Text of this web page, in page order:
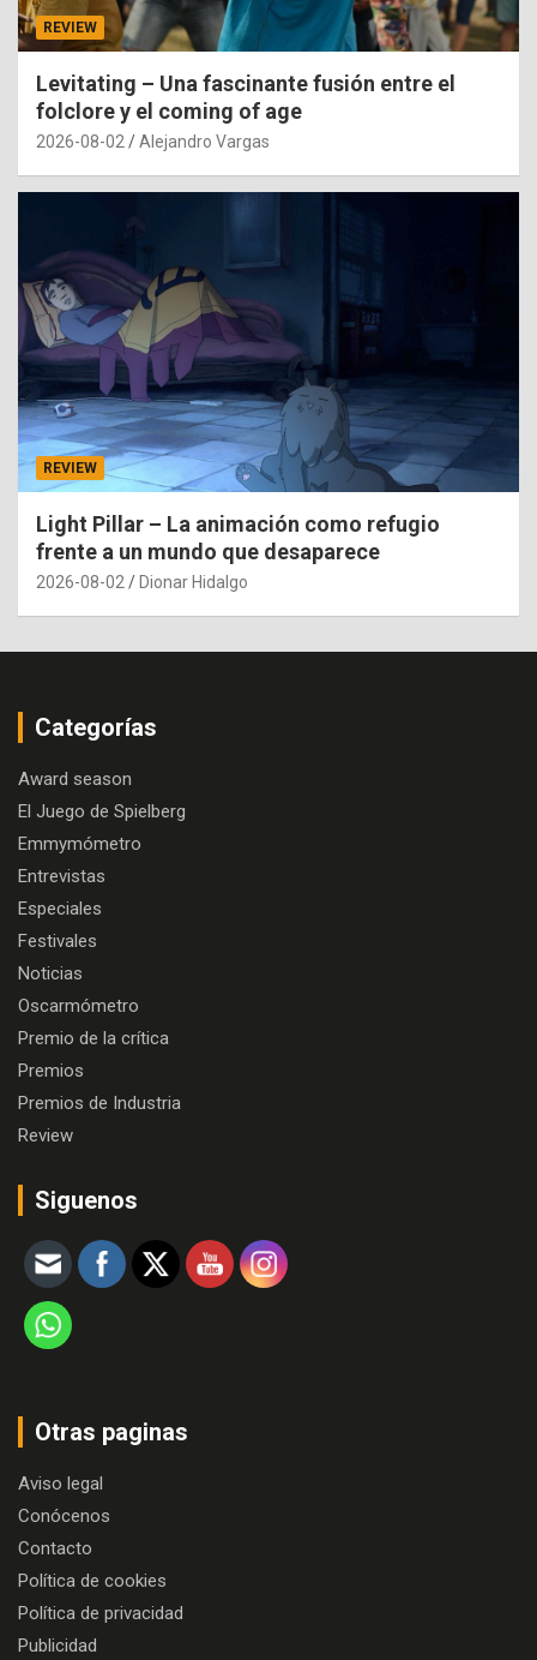
REVIEW
Levitating – Una fascinante fusión entre el
folclore y el coming of age
2026-08-02 Alejandro Vargas
REVIEW
Light Pillar – La animación como refugio
frente a un mundo que desaparece
2026-08-02 Dionar Hidalgo
Categorías
Award season
El Juego de Spielberg
Emmymómetro
Entrevistas
Especiales
Festivales
Noticias
Oscarmómetro
Premio de la crítica
Premios
Premios de Industria
Review
Siguenos
Otras paginas
Aviso legal
Conócenos
Contacto
Política de cookies
Política de privacidad
Publicidad